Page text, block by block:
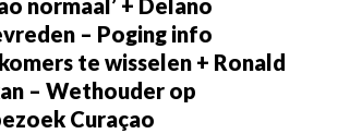
normaal’ + Delano
– Poging info
te wisselen + Ronald
– Wethouder op
Curaçao